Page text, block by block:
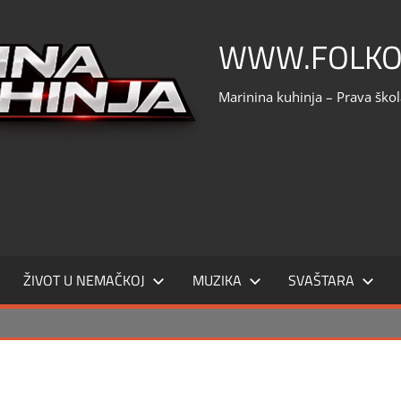
Marinina kuhinja – Prava
ŽIVOT U NEMAČKOJ MUZIKA SVAŠTARA